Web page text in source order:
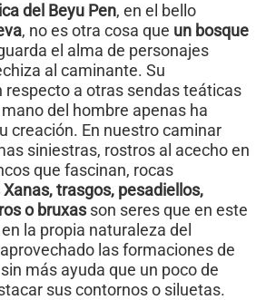
del Beyu Pen, en el bello
, no es otra cosa que un bosque
el alma de personajes
al caminante. Su
respecto a otras sendas teáticas
del hombre apenas ha
creación. En nuestro caminar
siniestras, rostros al acecho en
que fascinan, rocas
Xanas, trasgos, pesadiellos,
o bruxasson seres que en este
la propia naturaleza del
las formaciones de
más ayuda que un poco de
sus contornos o siluetas.